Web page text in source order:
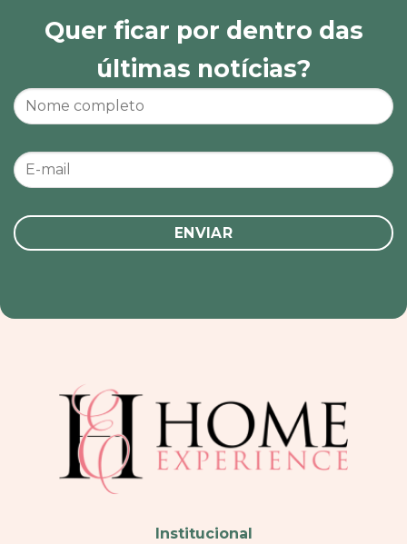
Quer ficar por dentro das
últimas notícias?
Institucional